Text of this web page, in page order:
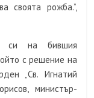
своята рожба.”,
си на бившия
с решение на
„Св. Игнатий
министър-